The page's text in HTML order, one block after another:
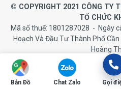
Bản Đồ Chat Zalo Gọi
© COPYRIGHT 2021 CÔNG TY
TỔ CHỨC
Mã số thuế: 1801287028 - Ngày
Hoạch Và Đầu Tư Thành Phố
Hoàng